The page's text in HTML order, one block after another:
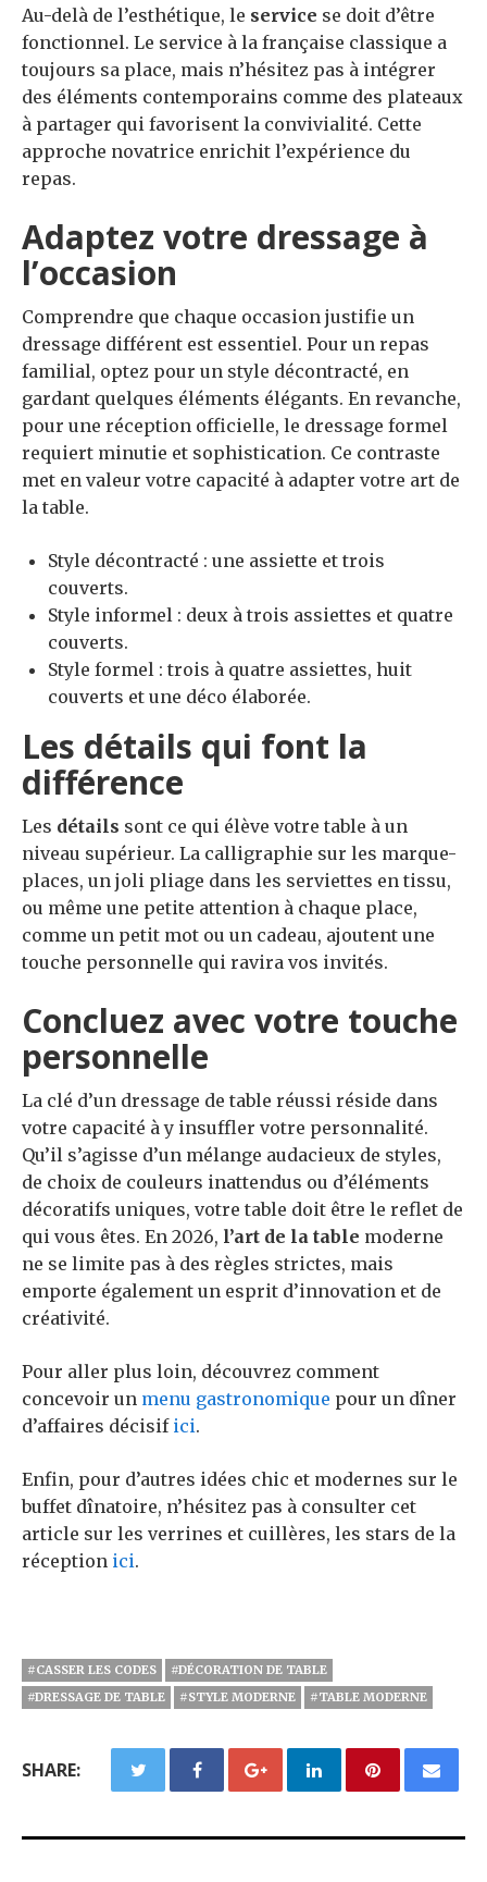
Au-delà de l’esthétique, le service se doit d’être
fonctionnel. Le service à la française classique a
toujours sa place, mais n’hésitez pas à intégrer
des éléments contemporains comme des plateaux
à partager qui favorisent la convivialité. Cette
approche novatrice enrichit l’expérience du
repas.
Adaptez votre dressage à
l’occasion
Comprendre que chaque occasion justifie un
dressage différent est essentiel. Pour un repas
familial, optez pour un style décontracté, en
gardant quelques éléments élégants. En revanche,
pour une réception officielle, le dressage formel
requiert minutie et sophistication. Ce contraste
met en valeur votre capacité à adapter votre art de
la table.
Style décontracté : une assiette et trois
couverts.
Style informel : deux à trois assiettes et quatre
couverts.
Style formel : trois à quatre assiettes, huit
couverts et une déco élaborée.
Les détails qui font la
différence
Les détails sont ce qui élève votre table à un
niveau supérieur. La calligraphie sur les marque-
places, un joli pliage dans les serviettes en tissu,
ou même une petite attention à chaque place,
comme un petit mot ou un cadeau, ajoutent une
touche personnelle qui ravira vos invités.
Concluez avec votre touche
personnelle
La clé d’un dressage de table réussi réside dans
votre capacité à y insuffler votre personnalité.
Qu’il s’agisse d’un mélange audacieux de styles,
de choix de couleurs inattendus ou d’éléments
décoratifs uniques, votre table doit être le reflet de
qui vous êtes. En 2026, l’art de la table moderne
ne se limite pas à des règles strictes, mais
emporte également un esprit d’innovation et de
créativité.
Pour aller plus loin, découvrez comment
concevoir un menu gastronomique pour un dîner
d’affaires décisif ici.
Enfin, pour d’autres idées chic et modernes sur le
buffet dînatoire, n’hésitez pas à consulter cet
article sur les verrines et cuillères, les stars de la
réception ici.
#CASSER LES CODES
#DÉCORATION DE TABLE
#DRESSAGE DE TABLE
#STYLE MODERNE #TABLE MODERNE
SHARE: